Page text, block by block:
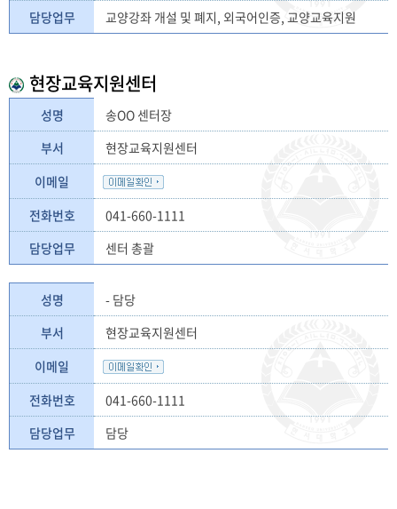
담당업무
교양강좌 개설 및 폐지, 외국어인증, 교양교육지원
현장교육지원센터
성명
송OO 센터장
부서
현장교육지원센터
이메일
전화번호
041-660-1111
담당업무
센터 총괄
성명
- 담당
부서
현장교육지원센터
이메일
전화번호
041-660-1111
담당업무
담당